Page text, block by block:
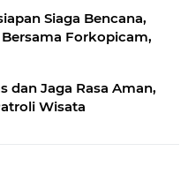
Siaga Bencana,
Forkopicam,
dan Jaga Rasa Aman,
Wisata